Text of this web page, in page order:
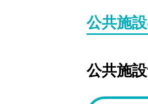
公共施
公共施